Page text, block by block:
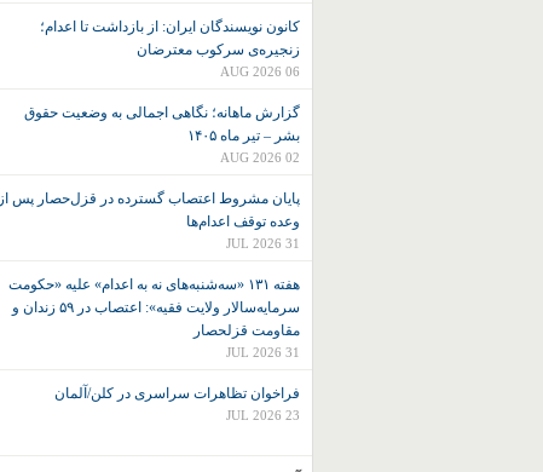
کانون نويسندگان ايران: از بازداشت تا اعدام؛
زنجیره‌ی سرکوب معترضان
06 AUG 2026
گزارش ماهانه؛ نگاهی اجمالی به وضعیت حقوق
بشر – تیر ماه ۱۴۰۵
02 AUG 2026
پایان مشروط اعتصاب گسترده در قزل‌حصار پس از
وعده توقف اعدام‌ها
31 JUL 2026
هفته ۱۳۱ «سه‌شنبه‌های نه به اعدام» علیه «حکومت
سرمایه‌سالار ولایت فقیه»: اعتصاب در ۵۹ زندان و
مقاومت قزلحصار
31 JUL 2026
فراخوان تظاهرات سراسری در کلن/آلمان
23 JUL 2026